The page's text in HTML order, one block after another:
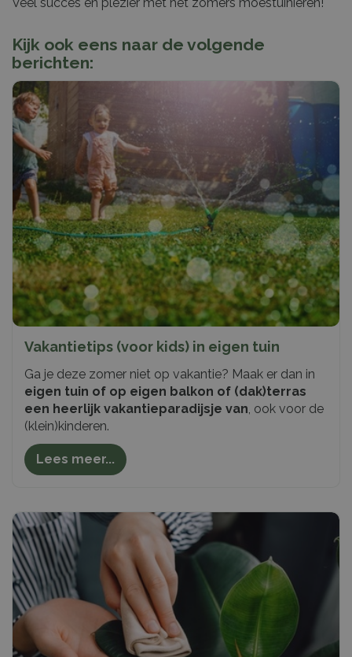
Kijk ook eens naar de volgende
berichten:
Vakantietips (voor kids) in eigen tuin
Ga je deze zomer niet op vakantie? Maak er dan in
eigen tuin of op eigen balkon of (dak)terras
een heerlijk vakantieparadijsje van, ook voor de
(klein)kinderen.
Lees meer...